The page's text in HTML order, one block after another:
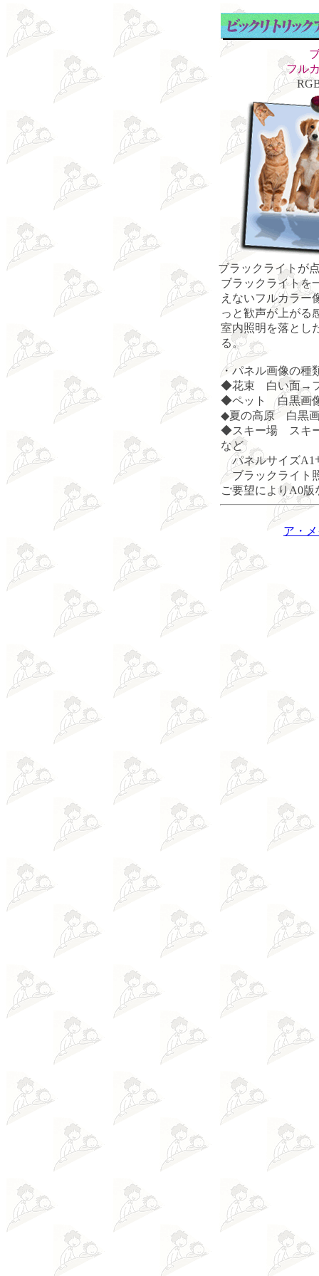
フル
ブラックライトが
ブラックライトを
えないフルカラー
っと歓声が上がる
室内照明を落とし
る。
・パネル画像の種
◆花束 白い面→フ
◆ペット 白黒画
◆夏の高原 白黒
◆スキー場 スキ
など
パネルサイズA1
ブラックライト
ご要望によりA0
ア・